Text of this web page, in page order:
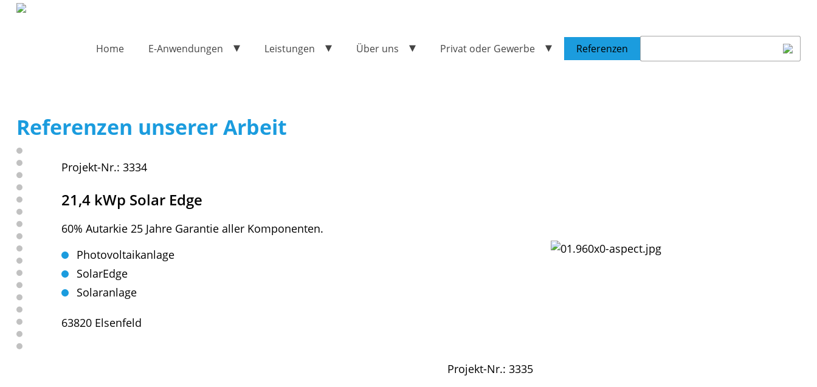
Home E-Anwendungen Leistungen Über uns Privat oder Gewerbe Referenzen
Referenzen unserer Arbeit
Projekt-Nr.: 3334
21,4 kWp Solar Edge
60% Autarkie 25 Jahre Garantie aller Komponenten.
Photovoltaikanlage
SolarEdge
Solaranlage
63820 Elsenfeld
Projekt-Nr.: 3335